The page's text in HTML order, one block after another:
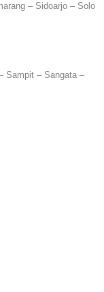
– Sidoarjo – Solo
Sampit – Sangata –